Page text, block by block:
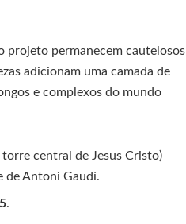
projeto permanecem cautelosos
adicionam uma camada de
e complexos do mundo
central de Jesus Cristo)
de Antoni Gaudí.
.